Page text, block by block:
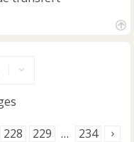
228 229 … 234